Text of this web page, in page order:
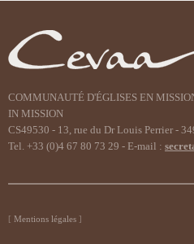
COMMUNAUTÉ D'ÉGLISES EN
IN MISSION
CS49530 - 13, rue du Dr Louis Perrier -
Tel. +33 (0)4 67 80 73 29 - E-mail :
Mentions légales